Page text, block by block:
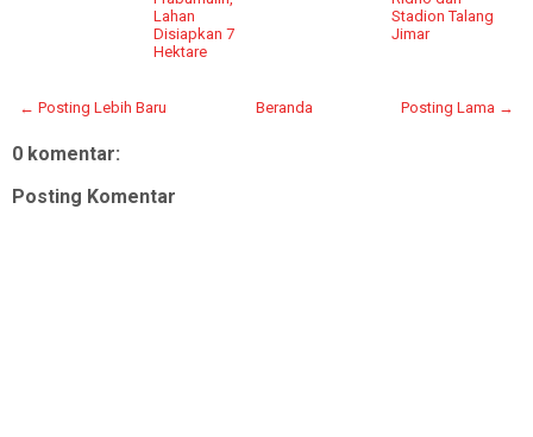
Lahan
Disiapkan 7
Hektare
Stadion Talang
Jimar
← Posting Lebih Baru Posting Lama →
Beranda
0 komentar:
Posting Komentar